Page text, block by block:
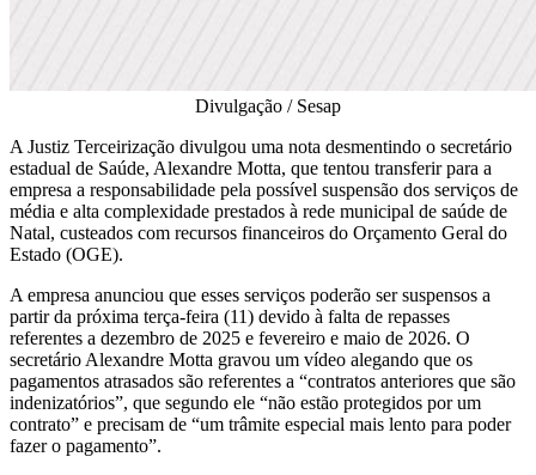
Divulgação / Sesap
A Justiz Terceirização divulgou uma nota desmentindo o secretário
estadual de Saúde, Alexandre Motta, que tentou transferir para a
empresa a responsabilidade pela possível suspensão dos serviços de
média e alta complexidade prestados à rede municipal de saúde de
Natal, custeados com recursos financeiros do Orçamento Geral do
Estado (OGE).
A empresa anunciou que esses serviços poderão ser suspensos a
partir da próxima terça-feira (11) devido à falta de repasses
referentes a dezembro de 2025 e fevereiro e maio de 2026. O
secretário Alexandre Motta gravou um vídeo alegando que os
pagamentos atrasados são referentes a “contratos anteriores que são
indenizatórios”, que segundo ele “não estão protegidos por um
contrato” e precisam de “um trâmite especial mais lento para poder
fazer o pagamento”.